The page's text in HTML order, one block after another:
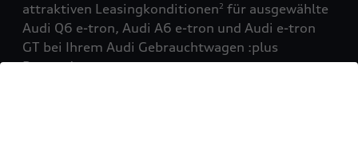
attraktiven Leasingkonditionen2 für ausgewählte
Audi Q6 e-tron, Audi A6 e-tron und Audi e-tron
GT bei Ihrem Audi Gebrauchtwagen :plus
Partner!